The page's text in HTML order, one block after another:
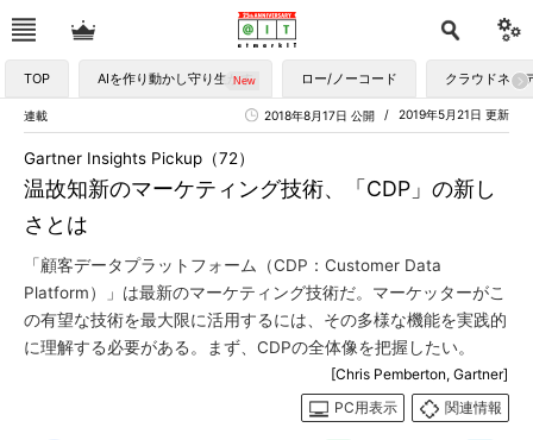
TOP AIを作り動かし守り生かす ロー/ノーコード クラウドネイ
連載 2019年5月21日 更新
2018年8月17日 公開
温故知新のマーケティング技術、「CDP」の新し
さとは
Gartner Insights Pickup（72）
「顧客データプラットフォーム（CDP：Customer Data
Platform）」は最新のマーケティング技術だ。マーケッターがこ
の有望な技術を最大限に活用するには、その多様な機能を実践的
に理解する必要がある。まず、CDPの全体像を把握したい。
[Chris Pemberton, Gartner]
PC用表示
関連情報